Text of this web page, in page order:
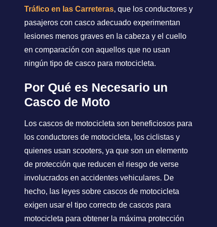
Tráfico en las Carreteras, que los conductores y
pasajeros con casco adecuado experimentan
lesiones menos graves en la cabeza y el cuello
en comparación con aquellos que no usan
ningún tipo de casco para motocicleta.
Por Qué es Necesario un
Casco de Moto
Los cascos de motocicleta son beneficiosos para
los conductores de motocicleta, los ciclistas y
quienes usan scooters, ya que son un elemento
de protección que reducen el riesgo de verse
involucrados en accidentes vehiculares. De
hecho, las leyes sobre cascos de motocicleta
exigen usar el tipo correcto de cascos para
motocicleta para obtener la máxima protección